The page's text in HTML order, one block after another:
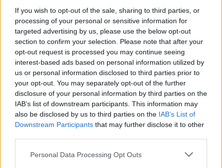
If you wish to opt-out of the sale, sharing to third parties, or
processing of your personal or sensitive information for
targeted advertising by us, please use the below opt-out
section to confirm your selection. Please note that after your
opt-out request is processed you may continue seeing
interest-based ads based on personal information utilized by
us or personal information disclosed to third parties prior to
your opt-out. You may separately opt-out of the further
disclosure of your personal information by third parties on the
IAB’s list of downstream participants. This information may
also be disclosed by us to third parties on the IAB’s List of
Downstream Participants that may further disclose it to other
Personal Data Processing Opt Outs
Κλινική Επανορθωτικής...